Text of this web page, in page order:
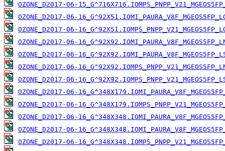
OZONE_D2017-06-
OZONE_D2017-06-
OZONE_D2017-06-
OZONE_D2017-06-
OZONE_D2017-06-
OZONE_D2017-06-
OZONE_D2017-06-
OZONE_D2017-06-
OZONE_D2017-06-
OZONE_D2017-06-
OZONE_D2017-06-
OZONE_D2017-06-